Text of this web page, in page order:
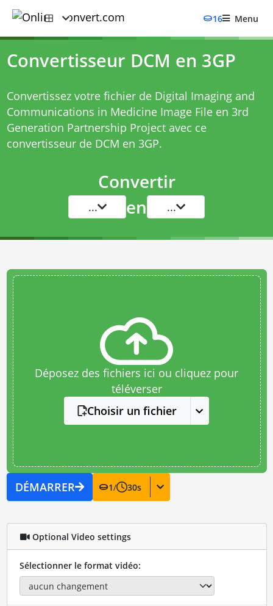
16 Menu
Convertisseur DCM en 3GP
Convertissez votre fichier de Digital Imaging and
Communications in Medicine Image File en 3rd
Generation Partnership Project avec ce
convertisseur de DCM en 3GP.
Convertir
... en ...
Déposez des fichiers ici ou cliquez pour
téléverser
Choisir un fichier
DÉMARRER 1/ 30s
Optional Video settings
Sélectionner le format vidéo: